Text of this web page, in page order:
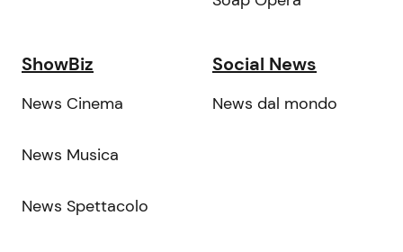
ShowBiz
News Cinema
News Musica
News Spettacolo
Social News
News dal mondo